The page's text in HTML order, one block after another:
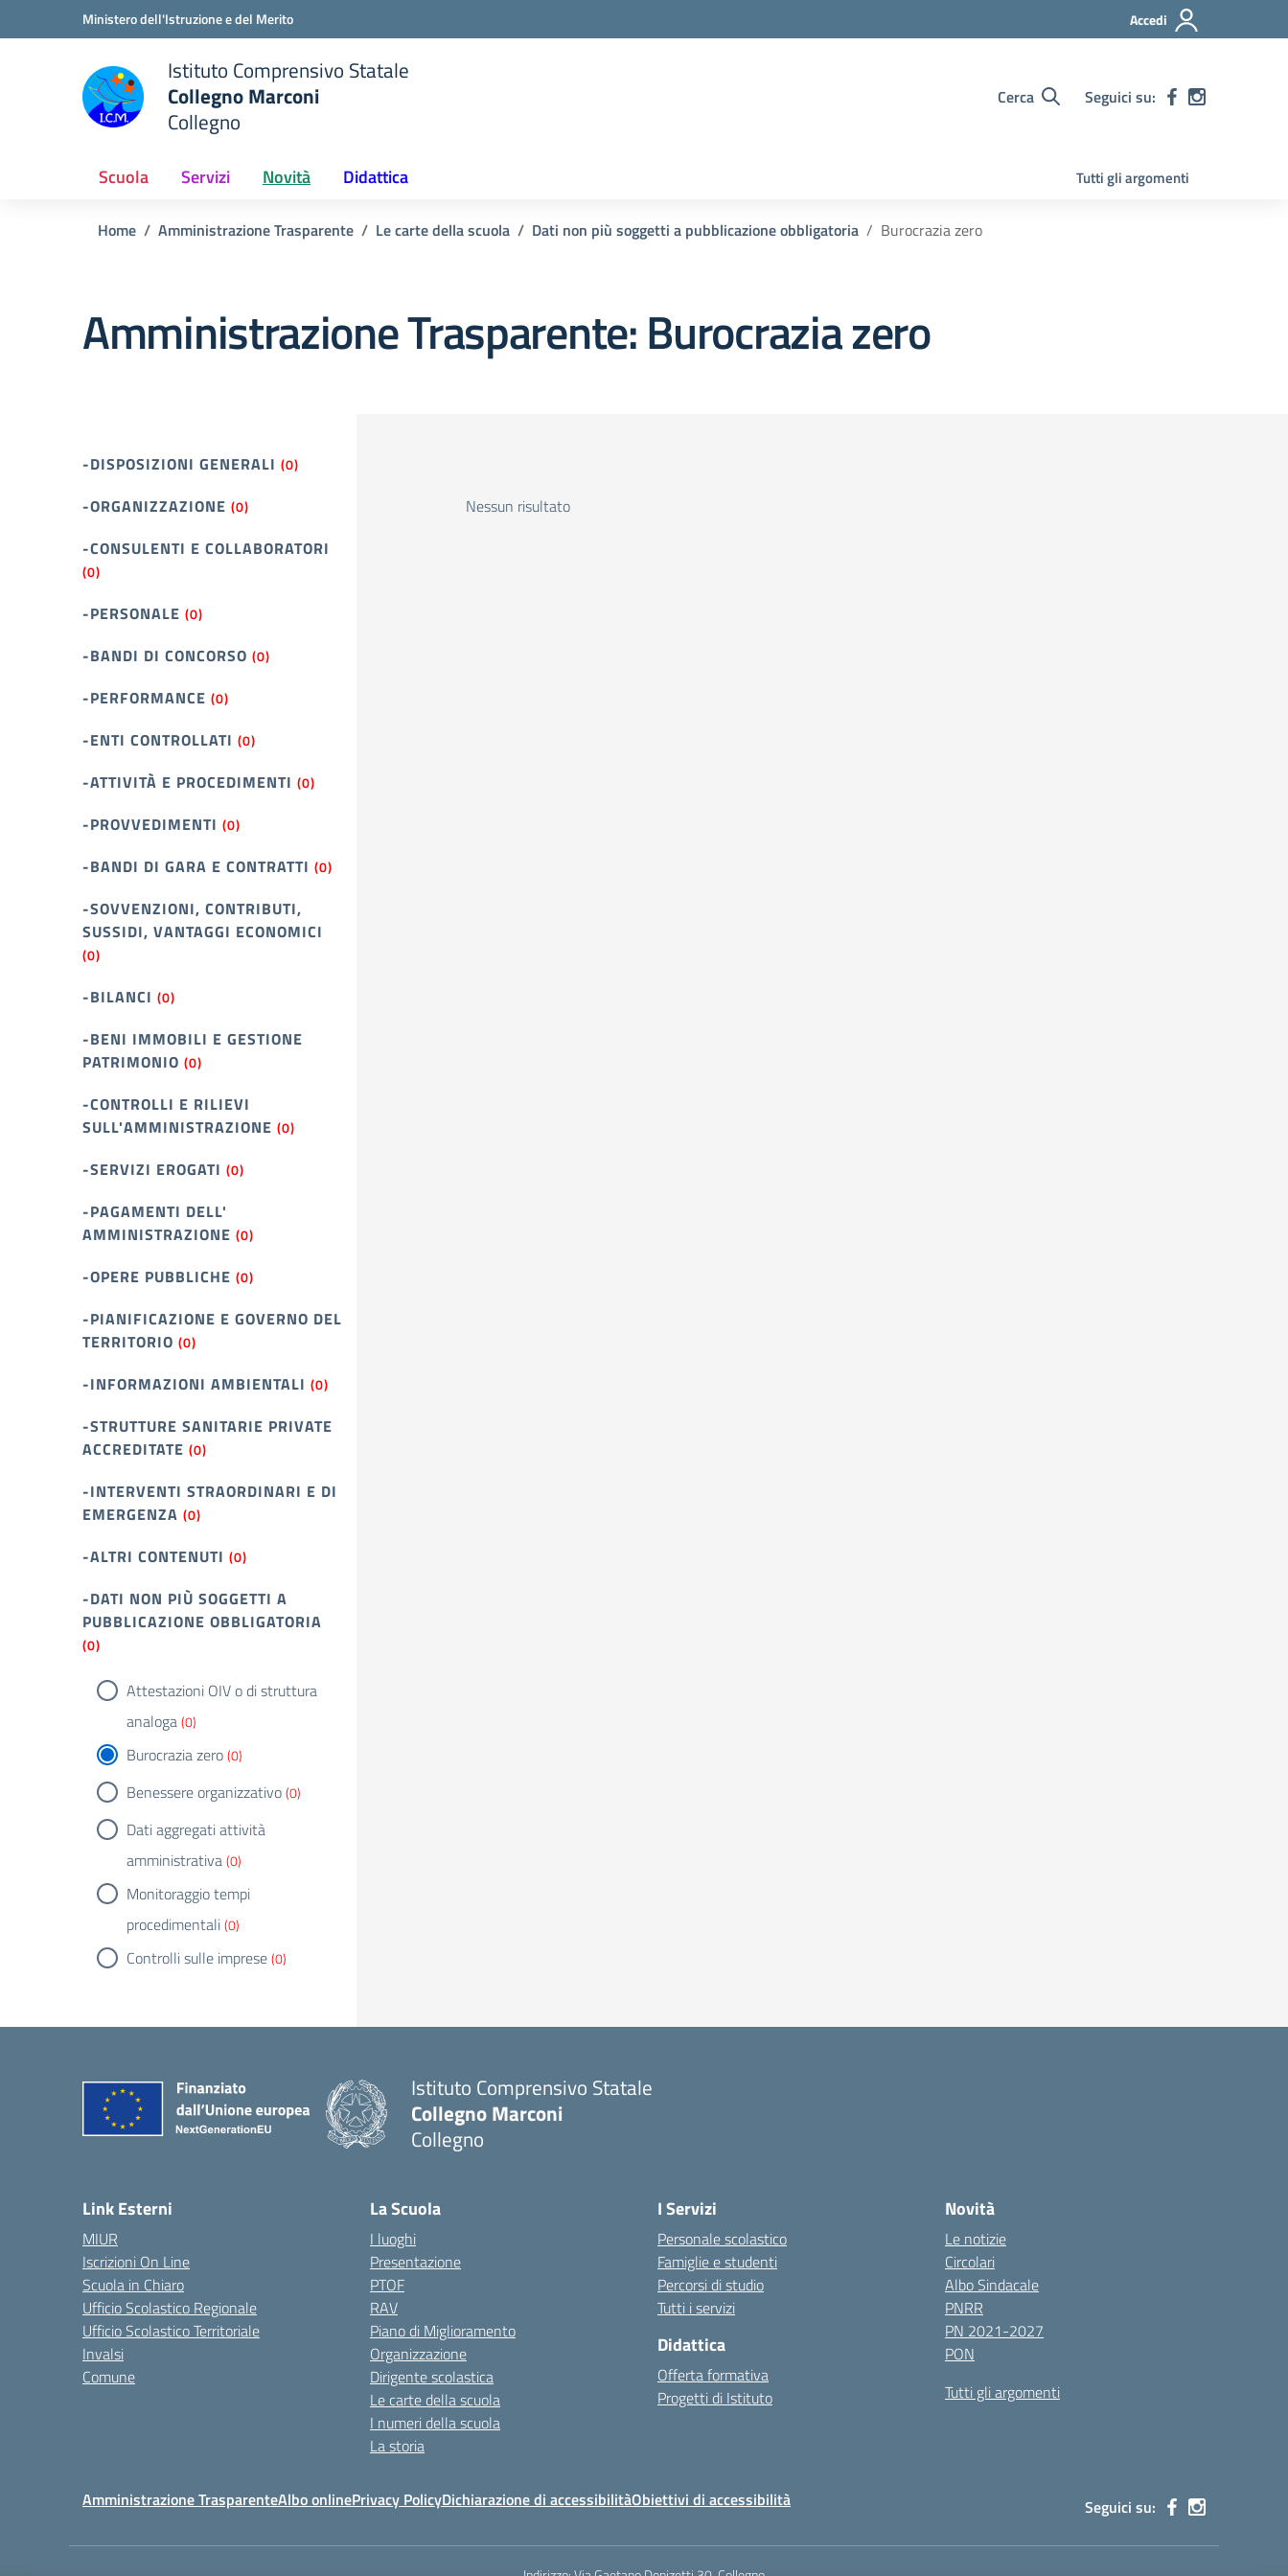
Vai ai contenuti
Vai al menu di navigazioneMinistero dell'Istruzione e del Merito Accedi
Istituto Comprensivo Statale
Collegno Marconi
Collegno
Cerca Seguici su:
Scuola Servizi Novità Didattica Tutti gli argomenti
Home Amministrazione Trasparente Le carte della scuola Dati non più soggetti a pubblicazione obbligatoria Burocrazia zero
Amministrazione Trasparente:Burocrazia zero
-DISPOSIZIONI GENERALI (0)
-ORGANIZZAZIONE (0)
-CONSULENTI E COLLABORATORI
(0)
-PERSONALE (0)
-BANDI DI CONCORSO (0)
-PERFORMANCE (0)
-ENTI CONTROLLATI (0)
-ATTIVITÀ E PROCEDIMENTI (0)
-PROVVEDIMENTI (0)
-BANDI DI GARA E CONTRATTI (0)
-SOVVENZIONI, CONTRIBUTI,
SUSSIDI, VANTAGGI ECONOMICI
(0)
-BILANCI (0)
-BENI IMMOBILI E GESTIONE
PATRIMONIO (0)
-CONTROLLI E RILIEVI
SULL'AMMINISTRAZIONE (0)
-SERVIZI EROGATI (0)
-PAGAMENTI DELL'
AMMINISTRAZIONE (0)
-OPERE PUBBLICHE (0)
-PIANIFICAZIONE E GOVERNO DEL
TERRITORIO (0)
-INFORMAZIONI AMBIENTALI (0)
-STRUTTURE SANITARIE PRIVATE
ACCREDITATE (0)
-INTERVENTI STRAORDINARI E DI
EMERGENZA (0)
-ALTRI CONTENUTI (0)
-DATI NON PIÙ SOGGETTI A
PUBBLICAZIONE OBBLIGATORIA
(0)
Attestazioni OIV o di struttura
analoga(0)
Burocrazia zero(0)
Benessere organizzativo(0)
Dati aggregati attività
amministrativa(0)
Monitoraggio tempi
procedimentali(0)
Controlli sulle imprese(0)
Nessun risultato
Istituto Comprensivo Statale
Collegno Marconi
Collegno
Link Esterni
MIUR
Iscrizioni On Line
Scuola in Chiaro
Ufficio Scolastico Regionale
Ufficio Scolastico Territoriale
Invalsi
Comune
La Scuola
I luoghi
Presentazione
PTOF
RAV
Piano di Miglioramento
Organizzazione
Dirigente scolastica
Le carte della scuola
I numeri della scuola
La storia
I Servizi
Personale scolastico
Famiglie e studenti
Percorsi di studio
Tutti i servizi
Didattica
Offerta formativa
Progetti di Istituto
Novità
Le notizie
Circolari
Albo Sindacale
PNRR
PN 2021-2027
PON
Tutti gli argomenti
Amministrazione TrasparenteAlbo onlinePrivacy PolicyDichiarazione di accessibilitàObiettivi di accessibilità Seguici su: